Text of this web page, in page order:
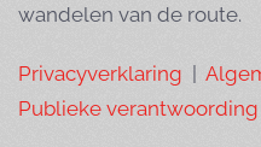
wandelen van de route.
Privacyverklaring
Publieke verantwoording